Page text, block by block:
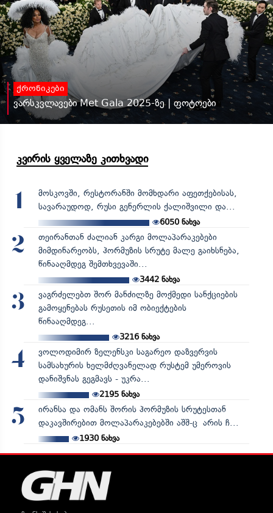
ქრონიკები
ვარსკვლავები Met Gala 2025-ზე | ფოტოები
კვირის ყველაზე კითხვადი
1
მოსკოვში, რესტორანში მომხდარი აფეთქებისას,
სავარაუდოდ, რუსი გენერლის ქალიშვილი და...
6050ნახვა
2
თეირანთან ძალიან კარგი მოლაპარაკებები
მიმდინარეობს, ჰორმუზის სრუტე მალე გაიხსნება,
წინააღმდეგ შემთხვევაში...
3442ნახვა
3
ვაგრძელებთ შორ მანძილზე მოქმედი სანქციების
გამოყენებას რუსეთის იმ ობიექტების
წინააღმდეგ...
3216ნახვა
4
ვოლოდიმირ ზელენსკი საგარეო დაზვერვის
სამსახურის ხელმძღვანელად რუსტემ უმეროვის
დანიშვნას გეგმავს - უკრა...
2195ნახვა
5
ირანსა და ომანს შორის ჰორმუზის სრუტესთან
დაკავშირებით მოლაპარაკებებში აშშ-ც არის ჩ...
1930ნახვა